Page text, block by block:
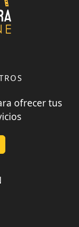
ofrecer tus